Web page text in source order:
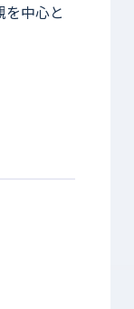
中心と